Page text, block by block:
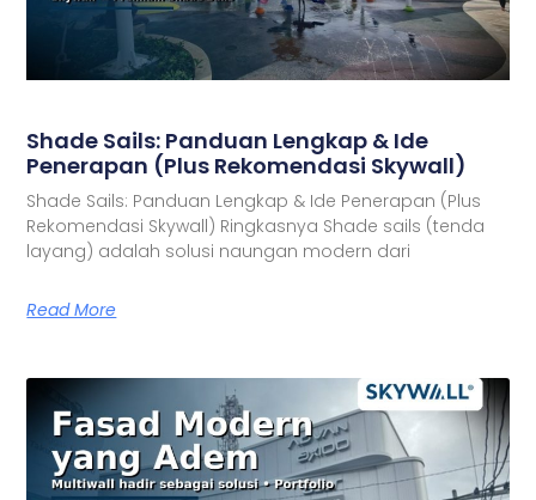
Shade Sails: Panduan Lengkap & Ide
Penerapan (Plus Rekomendasi Skywall)
Shade Sails: Panduan Lengkap & Ide Penerapan (Plus
Rekomendasi Skywall) Ringkasnya Shade sails (tenda
layang) adalah solusi naungan modern dari
Read More